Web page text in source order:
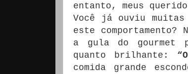
entanto, meus
Você já ouviu
este comportamento?
a gula do gourmet
quanto brilhante:
comida grande